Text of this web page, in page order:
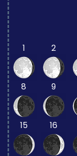
1 2
8 9
15 16